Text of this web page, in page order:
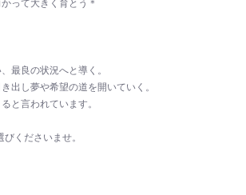
って大きく育とう＊
最良の状況へと導く。
出し夢や希望の道を開いていく。
と言われています。
くださいませ。